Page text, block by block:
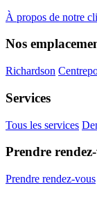
À propos de notre
Nos
Richardson
Services
Tous les services
Prendre
Prendre rendez-vous